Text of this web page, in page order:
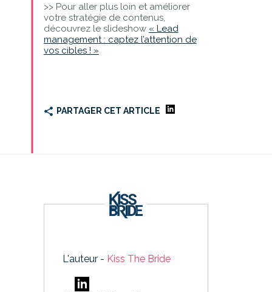
>> Pour aller plus loin et améliorer
votre stratégie de contenus,
découvrez le slideshow « Lead
management : captez l’attention de
vos cibles ! »
PARTAGER CET ARTICLE
L'auteur - Kiss The Bride